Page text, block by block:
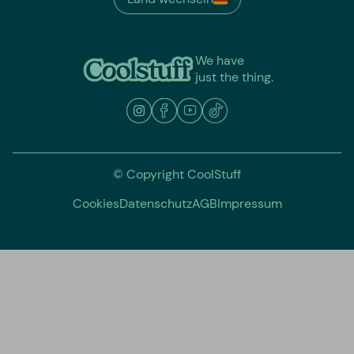
We have
just the thing.
© Copyright CoolStuff
CookiesDatenschutzAGBImpressum